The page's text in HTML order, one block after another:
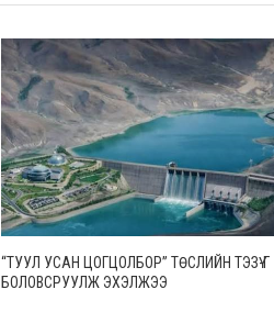
“ТУУЛ УСАН ЦОГЦОЛБОР” ТӨСЛИЙН ТЭЗҮ-Г
БОЛОВСРУУЛЖ ЭХЭЛЖЭЭ